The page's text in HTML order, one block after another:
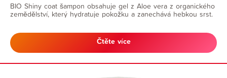
BIO Shiny coat šampon obsahuje gel z Aloe vera z organického
zemědělství, který hydratuje pokožku a zanechává hebkou srst.
Čtěte více